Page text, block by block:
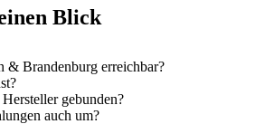
Blick
& Brandenburg erreichbar?
gebunden?
auch um?